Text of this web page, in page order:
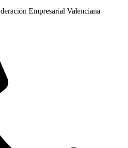
Empresarial Valenciana